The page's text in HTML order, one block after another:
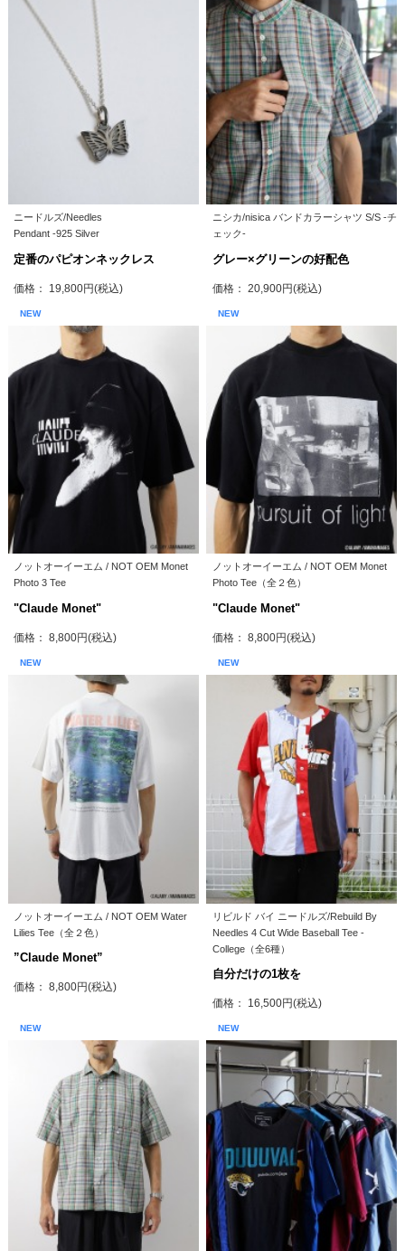
ニードルズ/Needles
Pendant -925 Silver
定番のパピオンネックレス
価格： 19,800円(税込)
ニシカ/nisica バンドカラーシャツ S/S -チ
ェック-
グレー×グリーンの好配色
価格： 20,900円(税込)
NEW
ノットオーイーエム / NOT OEM Monet
Photo 3 Tee
"Claude Monet"
価格： 8,800円(税込)
NEW
ノットオーイーエム / NOT OEM Monet
Photo Tee（全２色）
"Claude Monet"
価格： 8,800円(税込)
NEW
ノットオーイーエム / NOT OEM Water
Lilies Tee（全２色）
”Claude Monet”
価格： 8,800円(税込)
NEW
リビルド バイ ニードルズ/Rebuild By
Needles 4 Cut Wide Baseball Tee -
College（全6種）
自分だけの1枚を
価格： 16,500円(税込)
NEW NEW